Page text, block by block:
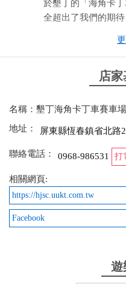
於墾丁的「海角卡
全超出了我們的期
2025-
員工教學清晰明瞭
人開車安全，非常推
有大馬力跟親子車
行考量一下了
2025-
店
名稱：墾丁海角卡丁車賽車場
地址：
屏東縣恆春鎮省北路
聯絡電話： 0968-986531 打
相關網頁:
https://hjsc.uukt.com.tw
Facebook
遊